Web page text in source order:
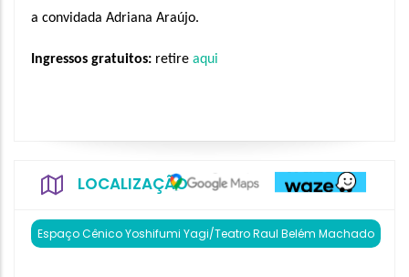
a convidada Adriana Araújo.
Ingressos gratuitos: retire aqui
LOCALIZAÇÃO
Espaço Cênico Yoshifumi Yagi/Teatro Raul Belém Machado